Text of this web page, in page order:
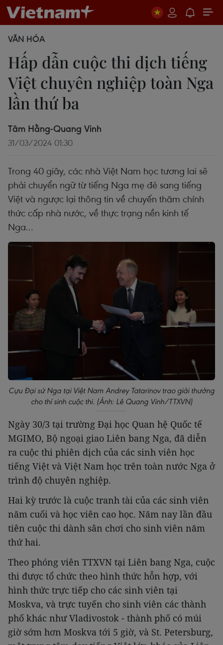
VĂN HÓA
Hấp dẫn cuộc thi dịch tiếng
Việt chuyên nghiệp toàn Nga
lần thứ ba
Tâm Hằng-Quang Vinh
31/03/2024 01:30
Trong 40 giây, các nhà Việt Nam học tương lai sẽ
phải chuyển ngữ từ tiếng Nga mẹ đẻ sang tiếng
Việt và ngược lại thông tin về chuyến thăm chính
thức cấp nhà nước, về thực trạng nền kinh tế
Nga...
Cựu Đại sứ Nga tại Việt Nam Andrey Tatarinov trao giải thưởng
cho thí sinh cuộc thi. (Ảnh: Lê Quang Vinh/TTXVN)
Ngày 30/3 tại trường Đại học Quan hệ Quốc tế
MGIMO, Bộ ngoại giao Liên bang Nga, đã diễn
ra cuộc thi phiên dịch của các sinh viên học
tiếng Việt và Việt Nam học trên toàn nước Nga ở
trình độ chuyên nghiệp.
Hai kỳ trước là cuộc tranh tài của các sinh viên
năm cuối và học viên cao học. Năm nay lần đầu
tiên cuộc thi dành sân chơi cho sinh viên năm
thứ hai.
Theo phóng viên TTXVN tại Liên bang Nga, cuộc
thi được tổ chức theo hình thức hỗn hợp, với
hình thức trực tiếp cho các sinh viên tại
Moskva, và trực tuyến cho sinh viên các thành
phố khác như Vladivostok - thành phố có múi
giờ sớm hơn Moskva tới 5 giờ, và St. Petersburg,